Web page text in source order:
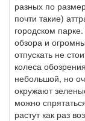
разных по
почти такие)
городском
обзора и
отпускать не
колеса
небольшой, но
окружают
можно
растут как раз